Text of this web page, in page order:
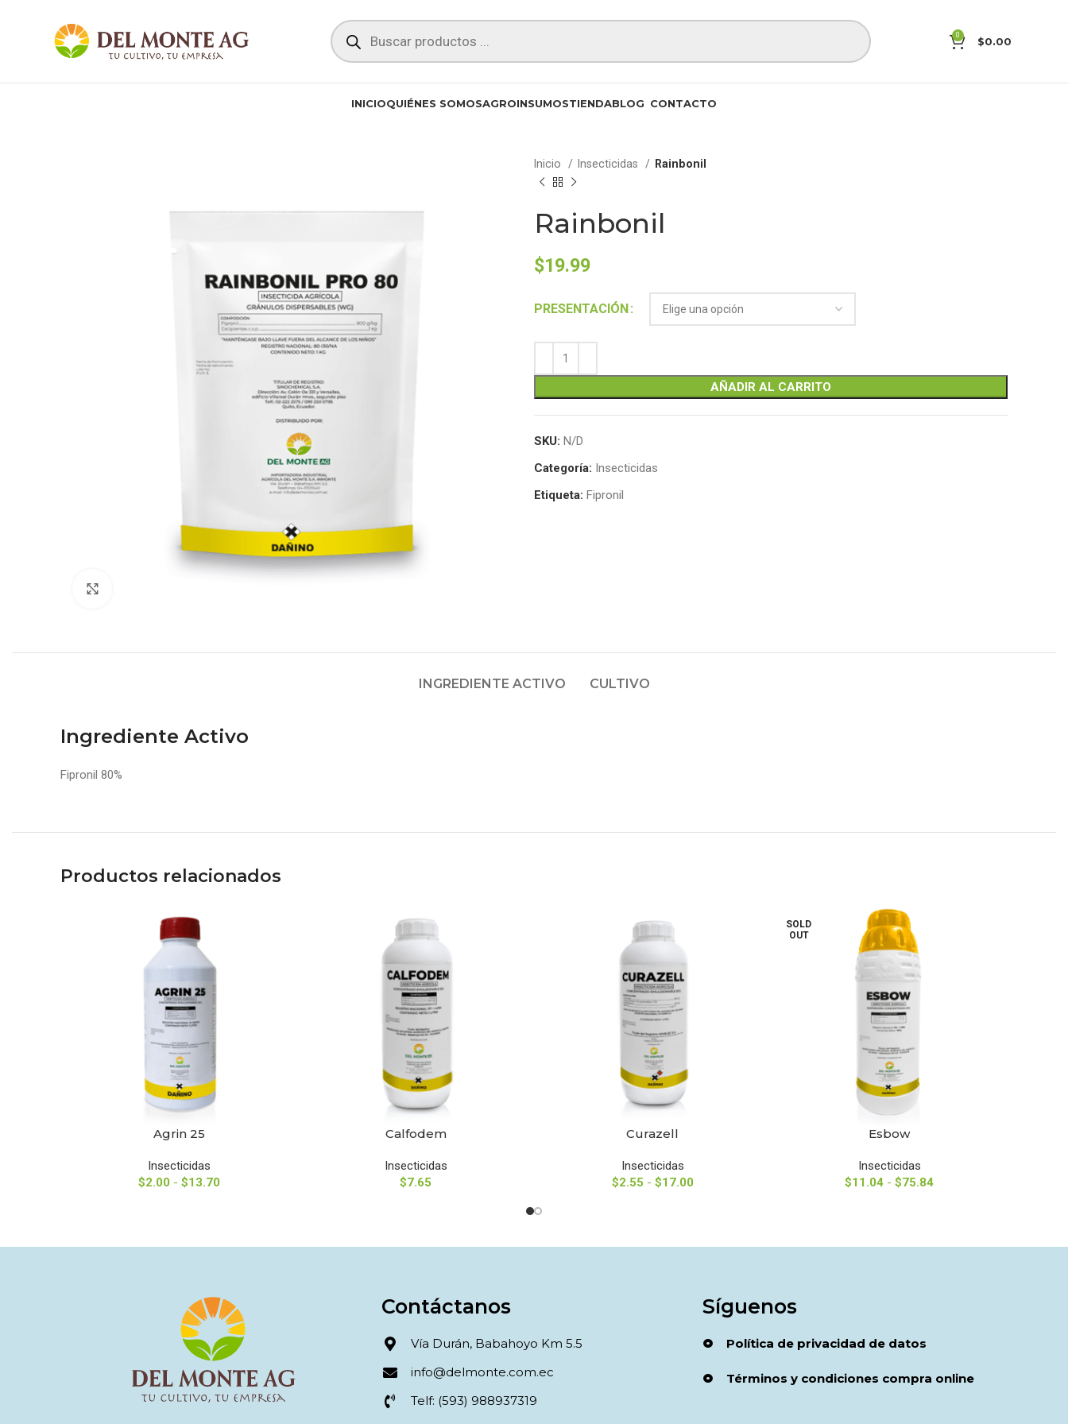
0 $0.00
INICIOQUIÉNES SOMOSAGROINSUMOSTIENDABLOG CONTACTO
Inicio Insecticidas Rainbonil
Rainbonil
$19.99
PRESENTACIÓN
AÑADIR AL CARRITO
Alternative:
SKU: N/D
Categoría: Insecticidas
Etiqueta: Fipronil
INGREDIENTE ACTIVO CULTIVO
Ingrediente Activo
Fipronil 80%
Productos relacionados
SELECCIONAR OPCIONES
Agrin 25
Insecticidas
$2.00 - $13.70
SELECCIONAR OPCIONES
Calfodem
Insecticidas
$7.65
SELECCIONAR OPCIONES
Curazell
Insecticidas
$2.55 - $17.00
SOLD
OUT
SELECCIONAR OPCIONES
Esbow
Insecticidas
$11.04 - $75.84
Contáctanos
Vía Durán, Babahoyo Km 5.5
info@delmonte.com.ec
Telf: (593) 988937319
Síguenos
Política de privacidad de datos
Términos y condiciones compra online